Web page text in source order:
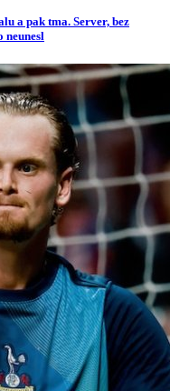
a pak tma. Server, bez
neunesl